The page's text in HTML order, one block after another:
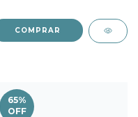
COMPRAR
65%
OFF